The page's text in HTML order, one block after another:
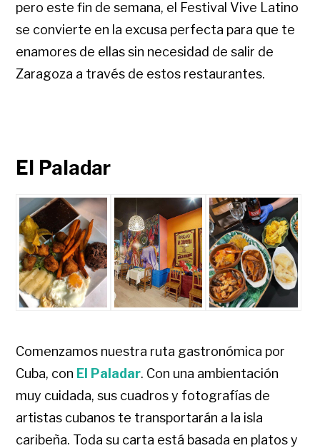
pero este fin de semana, el Festival Vive Latino
se convierte en la excusa perfecta para que te
enamores de ellas sin necesidad de salir de
Zaragoza a través de estos restaurantes.
El Paladar
Comenzamos nuestra ruta gastronómica por
Cuba, con El Paladar. Con una ambientación
muy cuidada, sus cuadros y fotografías de
artistas cubanos te transportarán a la isla
caribeña. Toda su carta está basada en platos y